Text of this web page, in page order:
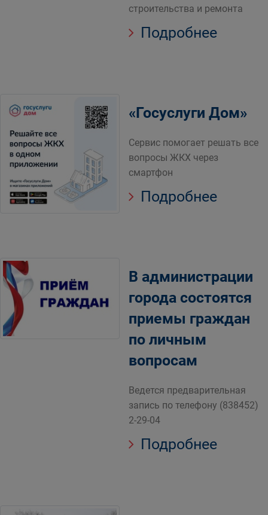
строительства и ремонта
Подробнее
«Госуслуги Дом»
Сервис помогает решать все
вопросы ЖКХ через
смартфон
Подробнее
В администрации
города состоятся
приемы граждан
по личным
вопросам
Ведется предварительная
запись по телефону (838452)
2-29-04
Подробнее